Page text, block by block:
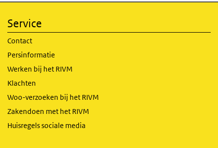
Service
Contact
Persinformatie
Werken bij het RIVM
Klachten
Woo-verzoeken bij het RIVM
Zakendoen met het RIVM
Huisregels sociale media